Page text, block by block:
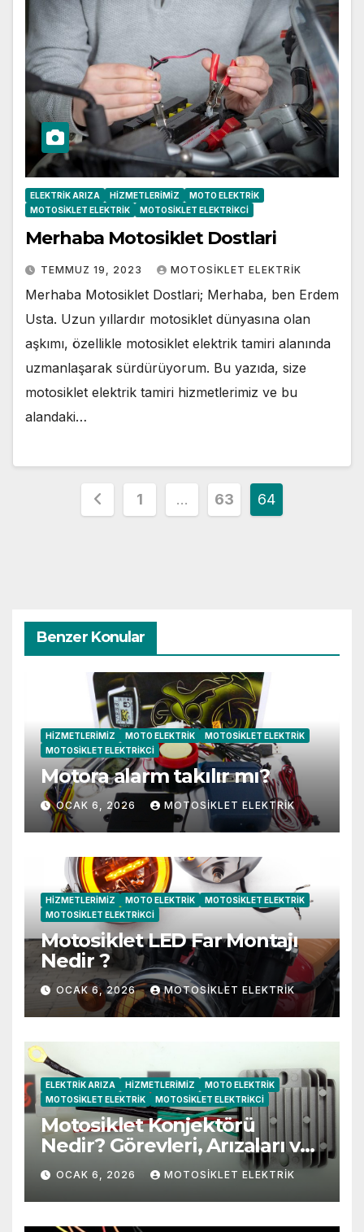
ELEKTRIK ARIZA HIZMETLERIMIZ
MOTO ELEKTRIK
MOTOSIKLET ELEKTRIK
MOTOSIKLET ELEKTRIKCI
Merhaba Motosiklet Dostlari
TEMMUZ 19, 2023 MOTOSIKLET ELEKTRIK
Merhaba Motosiklet Dostlari; Merhaba, ben Erdem
Usta. Uzun yıllardır motosiklet dünyasına olan
aşkımı, özellikle motosiklet elektrik tamiri alanında
uzmanlaşarak sürdürüyorum. Bu yazıda, size
motosiklet elektrik tamiri hizmetlerimiz ve bu
alandaki…
Yazı
1 … 63 64
Benzer Konular
HIZMETLERIMIZ MOTO ELEKTRIK
MOTOSIKLET ELEKTRIK
MOTOSIKLET ELEKTRIKCI
Motora alarm takılır mı?
OCAK 6, 2026 MOTOSIKLET ELEKTRIK
HIZMETLERIMIZ MOTO ELEKTRIK
MOTOSIKLET ELEKTRIK
MOTOSIKLET ELEKTRIKCI
Motosiklet LED Far Montajı
Nedir ?
OCAK 6, 2026 MOTOSIKLET ELEKTRIK
ELEKTRIK ARIZA HIZMETLERIMIZ
MOTO ELEKTRIK
MOTOSIKLET ELEKTRIK
MOTOSIKLET ELEKTRIKCI
Motosiklet Konjektörü
Nedir? Görevleri, Arızaları ve
Belirtileri
OCAK 6, 2026 MOTOSIKLET ELEKTRIK